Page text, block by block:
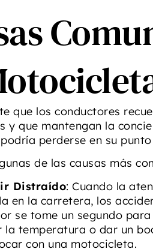
que los conductores
y que mantengan la
perderse en su
de las causas más
Distraído: Cuando la
en la carretera, los
se tome un segundo
la temperatura o dar un
con una motocicleta.